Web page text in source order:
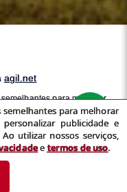
agil.net
para melhorar
publicidade e
utilizar nossos serviços,
etermos de uso
para melhorar
publicidade e
utilizar nossos serviços,
etermos de uso.